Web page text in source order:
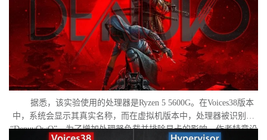
据悉，该实验使用的处理器是Ryzen 5 5600G。在Voices38版本
中，系统会显示其真实名称，而在虚拟机版本中，处理器被识别为
“DenuvOwO”。为了增加处理器负载并排除显卡的影响，作者特意设